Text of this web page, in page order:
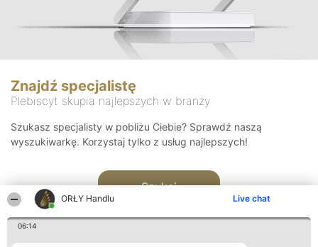
ORŁY Handlu Live chat
06:14
Znajdź specjalistę
Plebiscyt skupia najlepszych w branży
Szukasz specjalisty w pobliżu Ciebie? Sprawdź naszą
wyszukiwarkę. Korzystaj tylko z usług najlepszych!
Szukaj